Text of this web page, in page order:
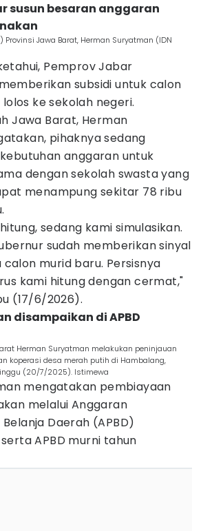
susun besaran anggaran
Provinsi Jawa Barat, Herman Suryatman (IDN
Pemprov Jabar
subsidi untuk calon
ke sekolah negeri.
Jawa Barat, Herman
pihaknya sedang
anggaran untuk
dengan sekolah swasta yang
menampung sekitar 78 ribu
sedang kami simulasikan.
sudah memberikan sinyal
murid baru. Persisnya
kami hitung dengan cermat,"
(17/6/2026).
disampaikan di APBD
Herman Suryatman melakukan peninjauan
koperasi desa merah putih di Hambalang,
(20/7/2025). Istimewa
mengatakan pembiayaan
melalui Anggaran
Daerah (APBD)
APBD murni tahun